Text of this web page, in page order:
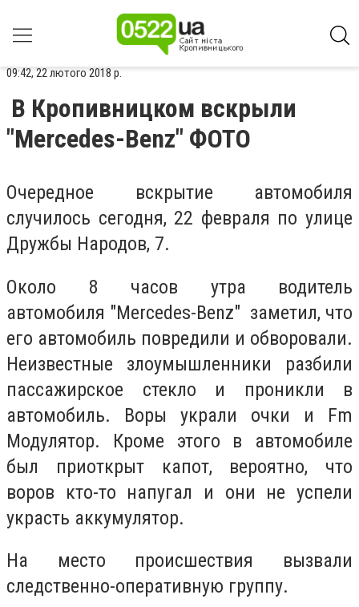
09:42, 22 лютого 2018 р.
В Кропивницком вскрыли
"Mercedes-Benz" ФОТО
Очередное вскрытие автомобиля
случилось сегодня, 22 февраля по улице
Дружбы Народов, 7.
Около 8 часов утра водитель
автомобиля "Mercedes-Benz" заметил, что
его автомобиль повредили и обворовали.
Неизвестные злоумышленники разбили
пассажирское стекло и проникли в
автомобиль. Воры украли очки и Fm
Модулятор. Кроме этого в автомобиле
был приоткрыт капот, вероятно, что
воров кто-то напугал и они не успели
украсть аккумулятор.
На место происшествия вызвали
следственно-оперативную группу.